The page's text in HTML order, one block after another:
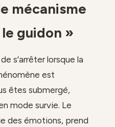
mécanisme
guidon »
s’arrêter lorsque la
est
êtes submergé,
mode survie. Le
des émotions, prend